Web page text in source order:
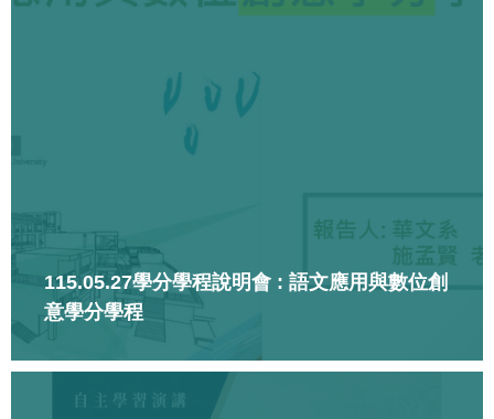
115.05.27學分學程說明會 : 語文應用與數位創
意學分學程